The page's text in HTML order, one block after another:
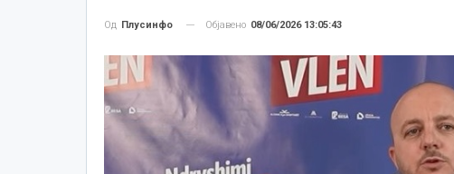
Од Плусинфо Објавено 08/06/2026 13:05:43